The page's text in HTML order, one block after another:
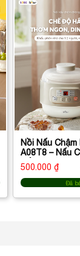
Nồi Nấu
A08T8 – Nấu
Yến Giữ Trọn
500.000 ₫
Đã